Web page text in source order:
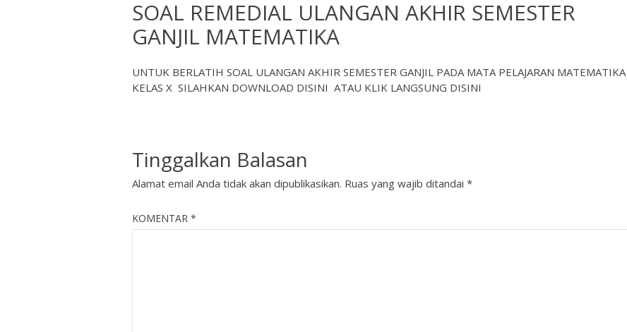
SOAL REMEDIAL ULANGAN AKHIR SEMESTER
GANJIL MATEMATIKA
UNTUK BERLATIH SOAL ULANGAN AKHIR SEMESTER GANJIL PADA MATA PELAJARAN MATEMATIKA
KELAS X SILAHKAN DOWNLOAD DISINI ATAU KLIK LANGSUNG DISINI
Tinggalkan Balasan
Alamat email Anda tidak akan dipublikasikan. Ruas yang wajib ditandai *
KOMENTAR *